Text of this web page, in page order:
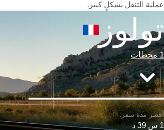
عملية التنقل بشكلٍ كبير.
تولوز
1 محطات
1 س 39 د